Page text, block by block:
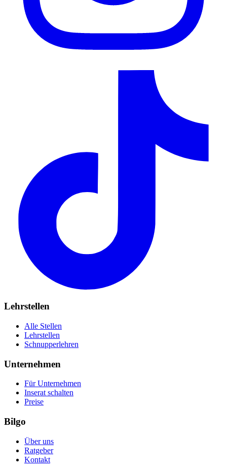
Lehrstellen
Alle Stellen
Lehrstellen
Schnupperlehren
Unternehmen
Für Unternehmen
Inserat schalten
Preise
Bilgo
Über uns
Ratgeber
Kontakt